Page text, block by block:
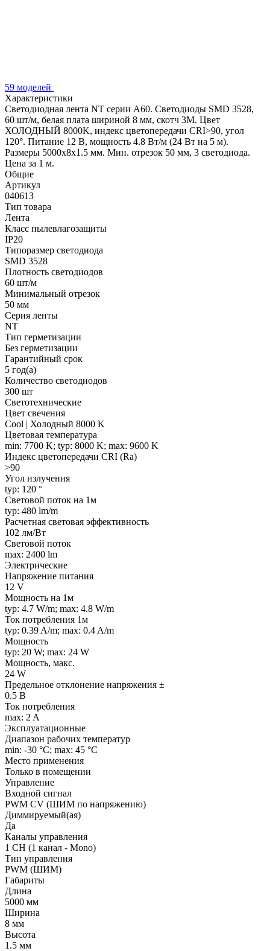
59 моделей
Характеристики
Светодиодная лента NT серии A60. Светодиоды SMD 3528,
60 шт/м, белая плата шириной 8 мм, скотч 3M. Цвет
ХОЛОДНЫЙ 8000K, индекс цветопередачи CRI>90, угол
120°. Питание 12 В, мощность 4.8 Вт/м (24 Вт на 5 м).
Размеры 5000x8x1.5 мм. Мин. отрезок 50 мм, 3 светодиода.
Цена за 1 м.
Общие
Артикул
040613
Тип товара
Лента
Класс пылевлагозащиты
IP20
Типоразмер светодиода
SMD 3528
Плотность светодиодов
60 шт/м
Минимальный отрезок
50 мм
Серия ленты
NT
Тип герметизации
Без герметизации
Гарантийный срок
5 год(а)
Количество светодиодов
300 шт
Светотехнические
Цвет свечения
Cool | Холодный 8000 K
Цветовая температура
min: 7700 K; typ: 8000 K; max: 9600 K
Индекс цветопередачи CRI (Ra)
>90
Угол излучения
typ: 120 °
Световой поток на 1м
typ: 480 lm/m
Расчетная световая эффективность
102 лм/Вт
Световой поток
max: 2400 lm
Электрические
Напряжение питания
12 V
Мощность на 1м
typ: 4.7 W/m; max: 4.8 W/m
Ток потребления 1м
typ: 0.39 A/m; max: 0.4 A/m
Мощность
typ: 20 W; max: 24 W
Мощность, макс.
24 W
Предельное отклонение напряжения ±
0.5 В
Ток потребления
max: 2 A
Эксплуатационные
Диапазон рабочих температур
min: -30 °C; max: 45 °C
Место применения
Только в помещении
Управление
Входной сигнал
PWM СV (ШИМ по напряжению)
Диммируемый(ая)
Да
Каналы управления
1 CH (1 канал - Mono)
Тип управления
PWM (ШИМ)
Габариты
Длина
5000 мм
Ширина
8 мм
Высота
1.5 мм